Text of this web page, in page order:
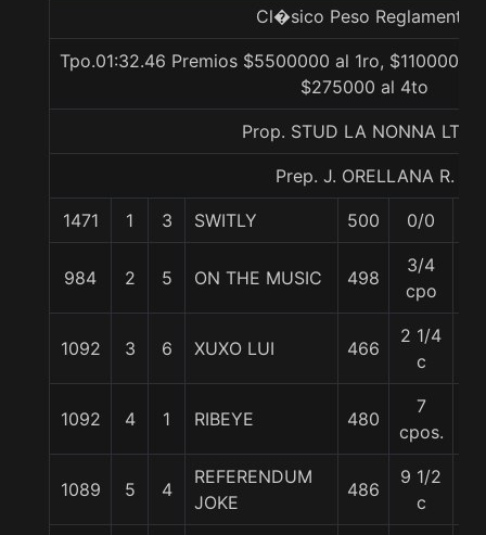
Cl�sico Peso Reglamento
Tpo.01:32.46 Premios $5500000 al 1ro, $1100000
$275000 al 4to
Prop. STUD LA NONNA
Prep. J. ORELLANA R.
1471 1 3 SWITLY 500 0/0
984 2 5 ON THE MUSIC 498
3/4
cpo
1092 3 6 XUXO LUI 466
2 1/4
c
1092 4 1 RIBEYE 480
7
cpos.
1089 5 4
REFERENDUM
JOKE
486
9 1/2
c